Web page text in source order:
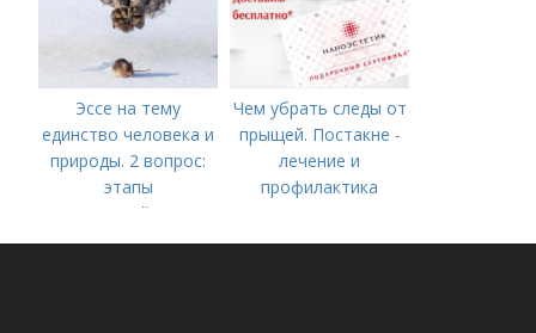
Эссе на тему
единство человека и
природы. 2 вопрос:
этапы
взаимодействия
природного и
Чем убрать следы от
прыщей. Постакне -
лечение и
профилактика